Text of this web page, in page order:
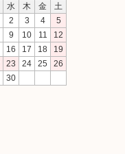
水 木 金
土
2 3 4
5
9 10 11
12
16 17 18
19
23 24 25
26
30